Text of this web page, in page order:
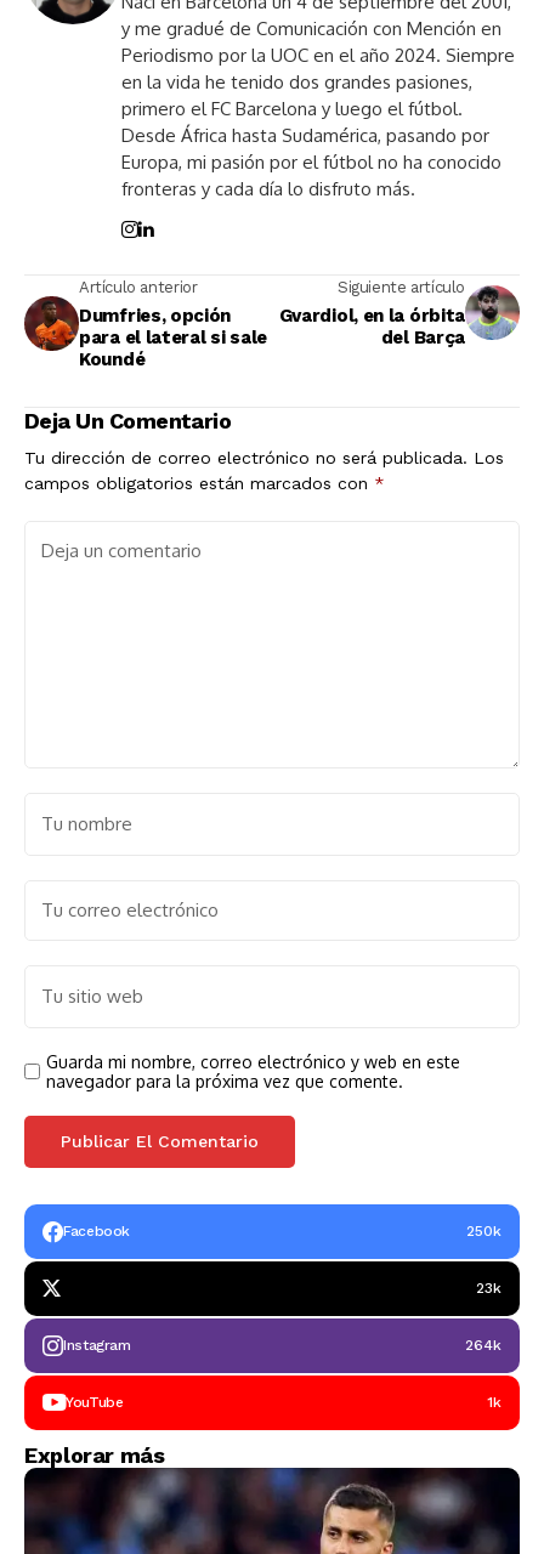
y me gradué de Comunicación con Mención en
Periodismo por la UOC en el año 2024. Siempre
en la vida he tenido dos grandes pasiones,
primero el FC Barcelona y luego el fútbol.
Desde África hasta Sudamérica, pasando por
Europa, mi pasión por el fútbol no ha conocido
fronteras y cada día lo disfruto más.
Artículo anterior
Dumfries, opción
para el lateral si sale
Koundé
Siguiente artículo
Gvardiol, en la órbita
del Barça
Deja Un Comentario
Tu dirección de correo electrónico no será publicada. Los
campos obligatorios están marcados con *
Guarda mi nombre, correo electrónico y web en este
navegador para la próxima vez que comente.
Facebook 250k
23k
Instagram 264k
YouTube 1k
Explorar más